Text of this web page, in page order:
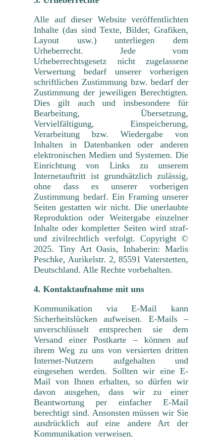
Alle auf dieser Website veröffentlichten
Inhalte (das sind Texte, Bilder, Grafiken,
Layout usw.) unterliegen dem
Urheberrecht. Jede vom
Urheberrechtsgesetz nicht zugelassene
Verwertung bedarf unserer vorherigen
schriftlichen Zustimmung bzw. bedarf der
Zustimmung der jeweiligen Berechtigten.
Dies gilt auch und insbesondere für
Bearbeitung, Übersetzung,
Vervielfältigung, Einspeicherung,
Verarbeitung bzw. Wiedergabe von
Inhalten in Datenbanken oder anderen
elektronischen Medien und Systemen. Die
Einrichtung von Links zu unserem
Internetauftritt ist grundsätzlich zulässig,
ohne dass es unserer vorherigen
Zustimmung bedarf. Ein Framing unserer
Seiten gestatten wir nicht. Die unerlaubte
Reproduktion oder Weitergabe einzelner
Inhalte oder kompletter Seiten wird straf-
und zivilrechtlich verfolgt. Copyright ©
2025. Tiny Art Oasis, Inhaberin: Marlis
Peschke, Aurikelstr. 2, 85591 Vaterstetten,
Deutschland. Alle Rechte vorbehalten.
4. Kontaktaufnahme mit uns
Kommunikation via E-Mail kann
Sicherheitslücken aufweisen. E-Mails –
unverschlüsselt entsprechen sie dem
Versand einer Postkarte – können auf
ihrem Weg zu uns von versierten dritten
Internet-Nutzern aufgehalten und
eingesehen werden. Sollten wir eine E-
Mail von Ihnen erhalten, so dürfen wir
davon ausgehen, dass wir zu einer
Beantwortung per einfacher E-Mail
berechtigt sind. Ansonsten müssen wir Sie
ausdrücklich auf eine andere Art der
Kommunikation verweisen.